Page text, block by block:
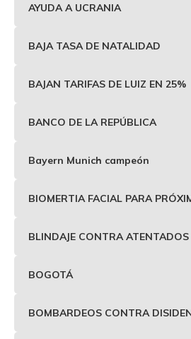
AYUDA A UCRANIA
BAJA TASA DE NATALIDAD
BAJAN TARIFAS DE LUIZ EN 25%
BANCO DE LA REPÚBLICA
Bayern Munich campeón
BIOMERTIA FACIAL PARA
BLINDAJE CONTRA ATENTADOS
BOGOTÁ
BOMBARDEOS CONTRA